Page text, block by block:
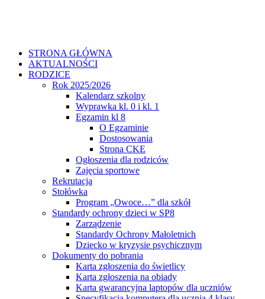
STRONA GŁÓWNA
AKTUALNOŚCI
RODZICE
Rok 2025/2026
Kalendarz szkolny
Wyprawka kl. 0 i kl. 1
Egzamin kl 8
O Egzaminie
Dostosowania
Strona CKE
Ogłoszenia dla rodziców
Zajęcia sportowe
Rekrutacja
Stołówka
Program „Owoce…” dla szkół
Standardy ochrony dzieci w SP8
Zarządzenie
Standardy Ochrony Małoletnich
Dziecko w kryzysie psychicznym
Dokumenty do pobrania
Karta zgłoszenia do świetlicy
Karta zgłoszenia na obiady
Karta gwarancyjna laptopów dla uczniów